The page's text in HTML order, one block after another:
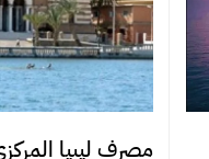
مصرف ليبيا